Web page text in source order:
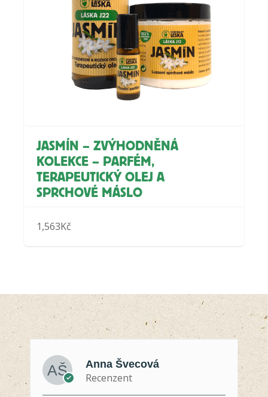
JASMÍN – ZVÝHODNĚNÁ
KOLEKCE – PARFÉM,
TERAPEUTICKÝ OLEJ A
SPRCHOVÉ MÁSLO
1,563Kč
Anna Švecová
Recenzent